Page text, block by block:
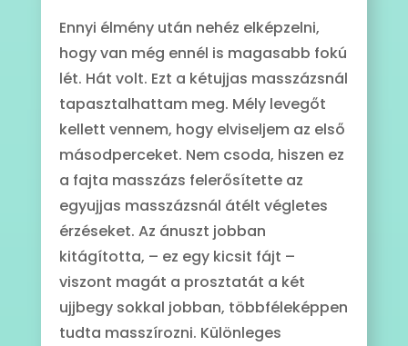
Ennyi élmény után nehéz elképzelni,
hogy van még ennél is magasabb fokú
lét. Hát volt. Ezt a kétujjas masszázsnál
tapasztalhattam meg. Mély levegőt
kellett vennem, hogy elviseljem az első
másodperceket. Nem csoda, hiszen ez
a fajta masszázs felerősítette az
egyujjas masszázsnál átélt végletes
érzéseket. Az ánuszt jobban
kitágította, – ez egy kicsit fájt –
viszont magát a prosztatát a két
ujjbegy sokkal jobban, többféleképpen
tudta masszírozni. Különleges